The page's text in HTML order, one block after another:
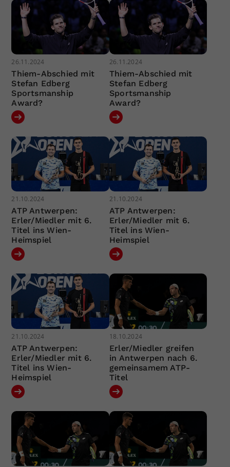
26.11.2024
Thiem-Abschied mit
Stefan Edberg
Sportsmanship
Award?
26.11.2024
Thiem-Abschied mit
Stefan Edberg
Sportsmanship
Award?
21.10.2024
ATP Antwerpen:
Erler/Miedler mit 6.
Titel ins Wien-
Heimspiel
21.10.2024
ATP Antwerpen:
Erler/Miedler mit 6.
Titel ins Wien-
Heimspiel
21.10.2024
ATP Antwerpen:
Erler/Miedler mit 6.
Titel ins Wien-
Heimspiel
18.10.2024
Erler/Miedler greifen
in Antwerpen nach 6.
gemeinsamem ATP-
Titel